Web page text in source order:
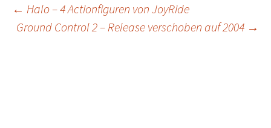
Post
← Halo – 4 Actionfiguren von JoyRide
Ground Control 2 – Release verschoben auf 2004 →